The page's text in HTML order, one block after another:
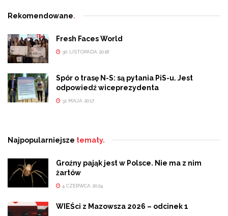
Rekomendowane.
Fresh Faces World
30 LISTOPADA 2018
Spór o trasę N-S: są pytania PiS-u. Jest
odpowiedź wiceprezydenta
31 MAJA 2017
Najpopularniejsze tematy.
Groźny pająk jest w Polsce. Nie ma z nim
żartów
4 CZERWCA 2024
WIEŚci z Mazowsza 2026 – odcinek 1